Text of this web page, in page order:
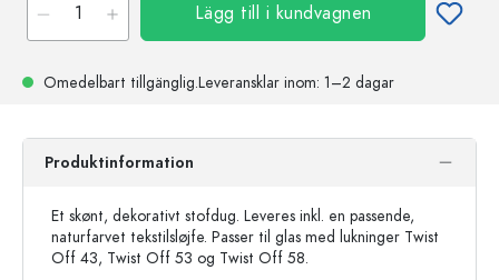
Lägg till i kundvagnen
Omedelbart tillgänglig.Leveransklar inom: 1–2 dagar
Produktinformation
Et skønt, dekorativt stofdug. Leveres inkl. en passende,
naturfarvet tekstilsløjfe. Passer til glas med lukninger Twist
Off 43, Twist Off 53 og Twist Off 58.